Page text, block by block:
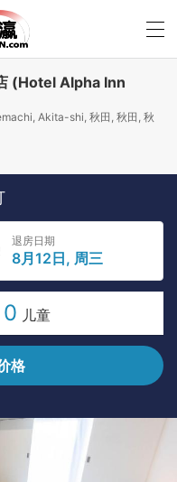
(Hotel Alpha Inn
Akita-shi, 秋田, 秋田, 秋
退房日期
8月12日, 周三
0 儿童
格